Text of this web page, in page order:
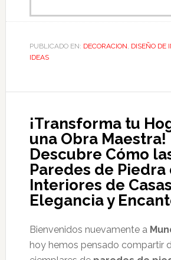
PUBLICADO EN: DECORACION DISEÑO DE
IDEAS
¡Transforma tu
una Obra Maestra!
Descubre Cómo
Paredes de Piedra
Interiores de
Elegancia y
Bienvenidos nuevamente a
hoy hemos pensado compartir